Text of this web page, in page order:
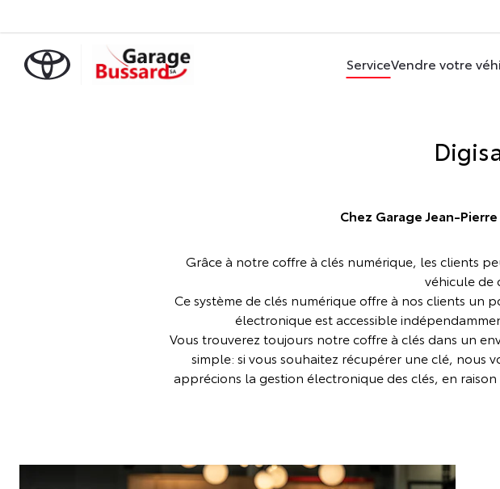
ServiceVendre votre
Chez Garage Jean-
Grâce à notre coffre à clés numérique, les clients
véhicule de
Ce système de clés numérique offre à nos clients un
électronique est accessible
Vous trouverez toujours notre coffre à clés dans un
simple: si vous souhaitez récupérer une clé, nous
apprécions la gestion électronique des clés, en